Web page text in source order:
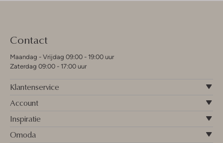
Contact
Maandag - Vrijdag 09:00 - 19:00 uur
Zaterdag 09:00 - 17:00 uur
Klantenservice
Account
Inspiratie
Omoda